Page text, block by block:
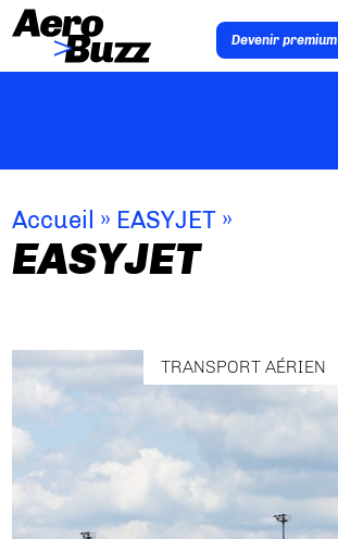
Devenir premium
Accueil » EASYJET »
EASYJET
TRANSPORT AÉRIEN